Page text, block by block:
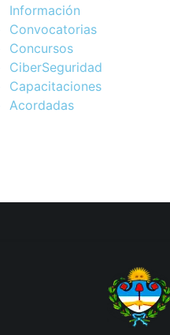
Información
Convocatorias
Concursos
CiberSeguridad
Capacitaciones
Acordadas